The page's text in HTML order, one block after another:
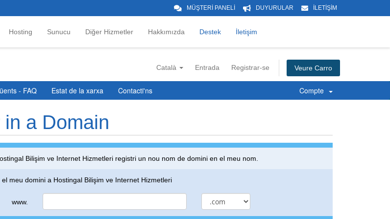
MÜŞTERİ PANELİ DUYURULAR İLETİŞİM
Hosting Sunucu Diğer Hizmetler Hakkımızda Destek İletişim
Català Entrada Registrar-se Veure Carro
- FAQ Estat de la xarxa Contacti'ns Compte
in a Domain
Bilişim ve Internet Hizmetleri registri un nou nom de domini en el meu nom.
el meu domini a Hostingal Bilişim ve Internet Hizmetleri
www.